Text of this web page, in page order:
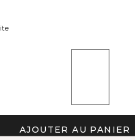
AJOUTER AU PANIER